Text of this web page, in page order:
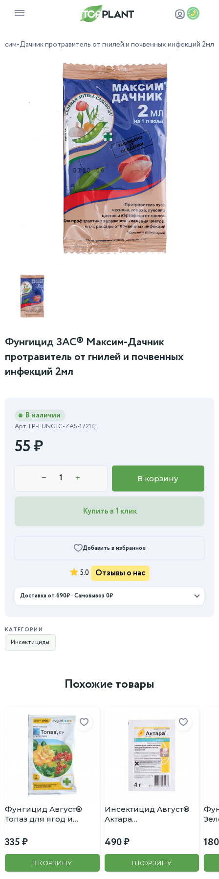
Дачник протравитель от гнилей и почвенных инфекций 2мл
Фунгицид ЗАС® Максим-Дачник
протравитель от гнилей и почвенных
инфекций 2мл
В наличии
Арт.TP-FUNGIC-ZAS-1721
55₽
− + В корзину
Купить в 1 клик
Добавить в избранное
5.0 Отзывы о нас
Доставка от 690₽ · Самовывоз 0₽
КАТЕГОРИИ
Инсектициды
Похожие товары
Фунгицид Август®
Топаз для ягод и
росы 10мл
335
В КОРЗИНУ
Инсектицид Август®
Актара
вредителей 4г
490
В КОРЗИНУ
180